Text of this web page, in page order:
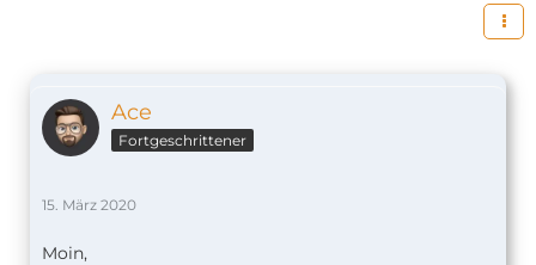
Ace
Fortgeschrittener
15. März 2020
Moin,